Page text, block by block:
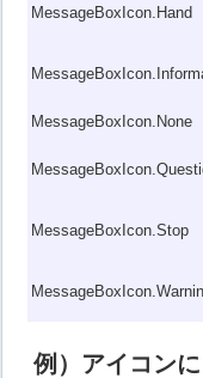
MessageBoxIcon.Hand
MessageBoxIcon.None
MessageBoxIcon.Stop
例）アイコン